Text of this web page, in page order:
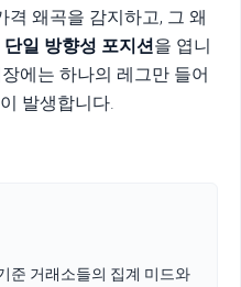
격 왜곡을 감지하고, 그 왜
단일 방향성 포지션을 엽니
에는 하나의 레그만 들어
발생합니다.
준 거래소들의 집계 미드와